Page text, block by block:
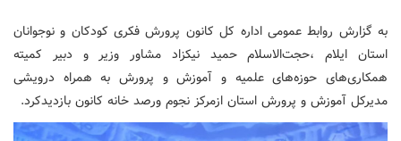
به گزارش روابط عمومی اداره کل کانون پرورش فکری کودکان و نوجوانان
استان ایلام ،حجت‌الاسلام حمید نیکزاد ﻣﺸﺎور وزﯾﺮ و دﺑﯿﺮ ﮐﻤﯿﺘﻪ
ﻫﻤﮑﺎری‌ﻫﺎی ﺣﻮزه‌ﻫﺎی ﻋﻠﻤﯿﻪ و آﻣﻮزش و ﭘﺮورش به همراه درویشی
مدیرکل آموزش و پرورش استان ازمرکز نجوم ورصد خانه کانون بازدیدکرد.